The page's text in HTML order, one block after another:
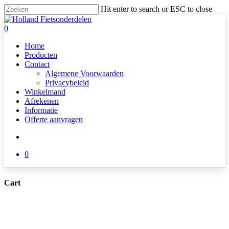
Skip
to
main
Hit enter to search or ESC to close
Close
Search
search
0
Home
Producten
Contact
Algemene Voorwaarden
Privacybeleid
Winkelmand
Afrekenen
Informatie
Offerte aanvragen
0
Cart